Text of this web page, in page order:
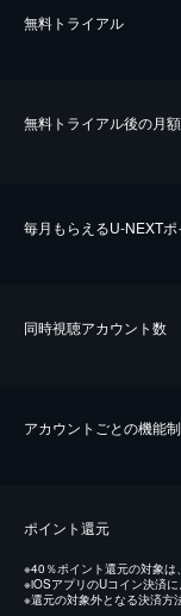
無料トライアル
無料トライアル後の⽉
毎⽉もらえるU-NEXTポ
同時視聴アカウント数
アカウントごとの機能
ポイント還元
※40％ポイント還元の対象は
※iOSアプリのUコイン決済
※還元の対象外となる決済方